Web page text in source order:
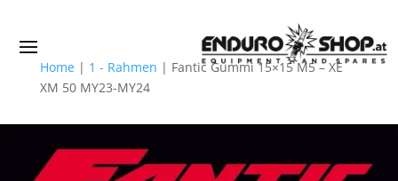
Home | 1 - Rahmen | Fantic Gummi 15×15 M5 – XE
XM 50 MY23-MY24